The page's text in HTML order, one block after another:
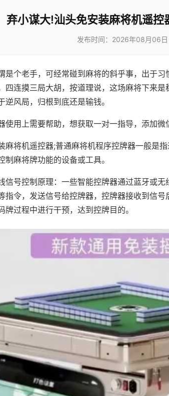
弃小谋大!汕头免安装麻将机遥控
发布时间：2026年08月06日
是个老手，可经常碰到麻将的斜乎事，出于
四连摸三局大胡，按道理说，这场麻将下来是
逆风局，归根到底还是输钱。
使用上需要帮助，想获取一对一指导，添加微
麻将机遥控器;普通麻将机程序控牌器一般是
制麻将牌功能的设备或工具。
信号控制原理：一些智能控牌器通过蓝牙或
指令，发送信号给控牌器，控牌器接收到信
牌过程中进行干预，达到控牌目的。